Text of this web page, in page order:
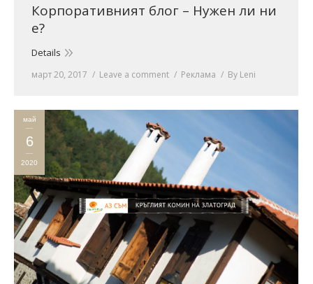
Корпоративният блог – Нужен ли ни
е?
Details
март 20, 2017 Leave a comment Реклама By Leni
май
6
2020